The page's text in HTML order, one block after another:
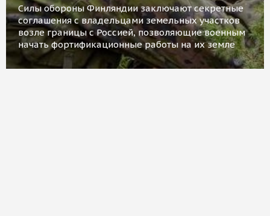
Силы обороны Финляндии заключают секретные
соглашения с владельцами земельных участков
возле границы с Россией, позволяющие военным
начать фортификационные работы на их земле